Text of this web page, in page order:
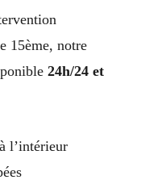
15ème, notre
24h/24 et
l’intérieur